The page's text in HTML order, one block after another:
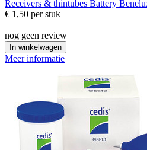
Receivers & thintubes Battery
€ 1,50 per stuk
nog geen review
In winkelwagen
Meer informatie